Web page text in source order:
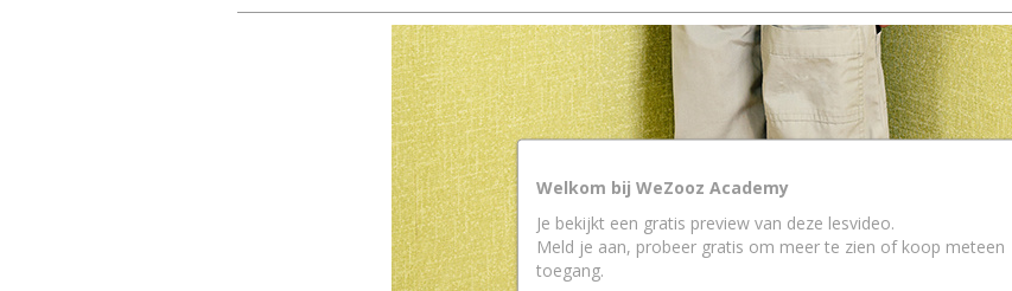
Welkom bij WeZooz Academy
Je bekijkt een gratis preview van deze lesvideo.
Meld je aan, probeer gratis om meer te zien of koop meteen
toegang.